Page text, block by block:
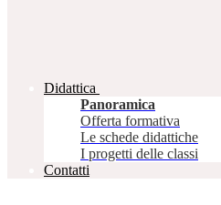
Didattica
Panoramica
Offerta formativa
Le schede didattiche
I progetti delle classi
Contatti